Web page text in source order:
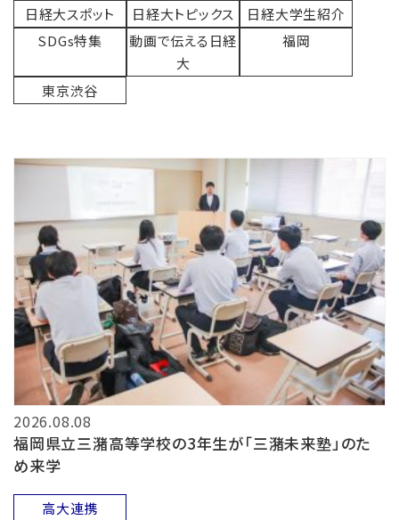
日経大スポット 日経大トピックス
日経大学生紹介
SDGs特集
動画で伝える日経
大
福岡
東京渋谷
2026.08.08
福岡県立三潴高等学校の3年生が「三潴未来塾」のた
め来学
高大連携